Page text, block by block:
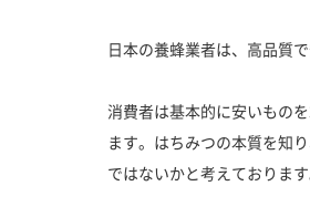
日本の養蜂業者は、高品質
消費者は基本的に安いもの
ます。はちみつの本質を知
ではないかと考えております